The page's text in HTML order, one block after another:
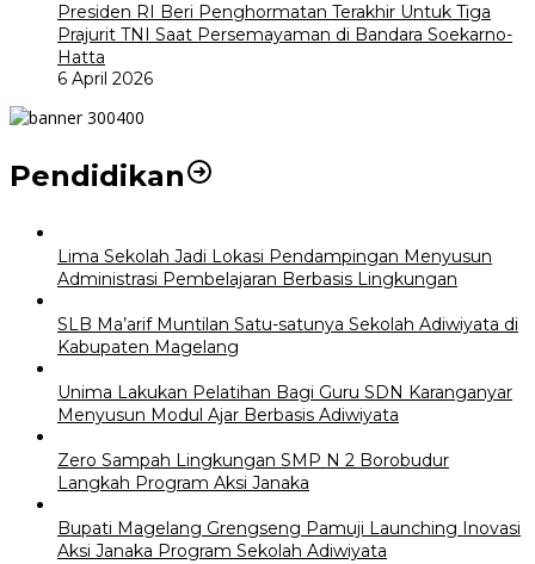
Presiden RI Beri Penghormatan Terakhir Untuk Tiga
Prajurit TNI Saat Persemayaman di Bandara Soekarno-
Hatta
6 April 2026
Pendidikan
Lima Sekolah Jadi Lokasi Pendampingan Menyusun
Administrasi Pembelajaran Berbasis Lingkungan
SLB Ma’arif Muntilan Satu-satunya Sekolah Adiwiyata di
Kabupaten Magelang
Unima Lakukan Pelatihan Bagi Guru SDN Karanganyar
Menyusun Modul Ajar Berbasis Adiwiyata
Zero Sampah Lingkungan SMP N 2 Borobudur
Langkah Program Aksi Janaka
Bupati Magelang Grengseng Pamuji Launching Inovasi
Aksi Janaka Program Sekolah Adiwiyata